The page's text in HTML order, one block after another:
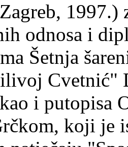
odnosa i
Šetnja
Cvetnić"
i putopisa
koji je